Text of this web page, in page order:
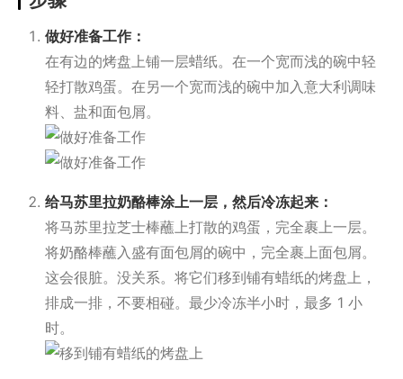
做好准备工作：
在有边的烤盘上铺一层蜡纸。在一个宽而浅的碗中轻
轻打散鸡蛋。在另一个宽而浅的碗中加入意大利调味
料、盐和面包屑。
给马苏里拉奶酪棒涂上一层，然后冷冻起来：
将马苏里拉芝士棒蘸上打散的鸡蛋，完全裹上一层。
将奶酪棒蘸入盛有面包屑的碗中，完全裹上面包屑。
这会很脏。没关系。将它们移到铺有蜡纸的烤盘上，
排成一排，不要相碰。最少冷冻半小时，最多 1 小
时。